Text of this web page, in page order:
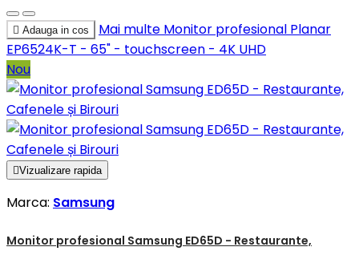
 Adauga in cos Mai multe Monitor profesional Planar
EP6524K-T - 65" - touchscreen - 4K UHD
Nou
Vizualizare rapida
Marca: Samsung
Monitor profesional Samsung ED65D - Restaurante,